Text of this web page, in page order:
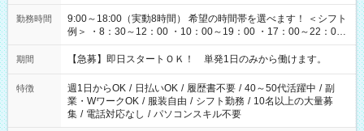
勤務時間
9:00～18:00（実動8時間） 希望の時間帯を選べます！ ＜シフト
例＞ ・8：30～12：00 ・10：00～19：00 ・17：00～22：00
・13：00～22：00 ・22：00～翌6：00 など
期間 【急募】即日スタートＯＫ！ 単発1日のみから働けます。
特徴 週1日からOK / 日払いOK / 履歴書不要 / 40～50代活躍中 / 副
業・WワークOK / 服装自由 / シフト勤務 / 10名以上の大量募
集 / 電話対応なし / パソコンスキル不要